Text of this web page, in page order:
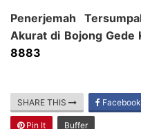
Penerjemah
Akurat di Bojong Gede
8883
SHARE THIS Facebook
Pin It Buffer